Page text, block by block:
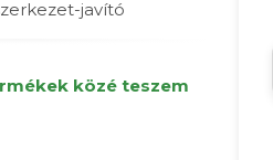
javító
közé teszem